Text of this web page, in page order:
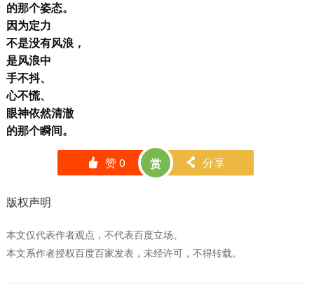
的那个姿态。
因为定力
不是没有风浪，
是风浪中
手不抖、
心不慌、
眼神依然清澈
的那个瞬间。
󰄼 赞0 赏 󰄯 分享
版权声明
本文仅代表作者观点，不代表百度立场。
本文系作者授权百度百家发表，未经许可，不得转载。